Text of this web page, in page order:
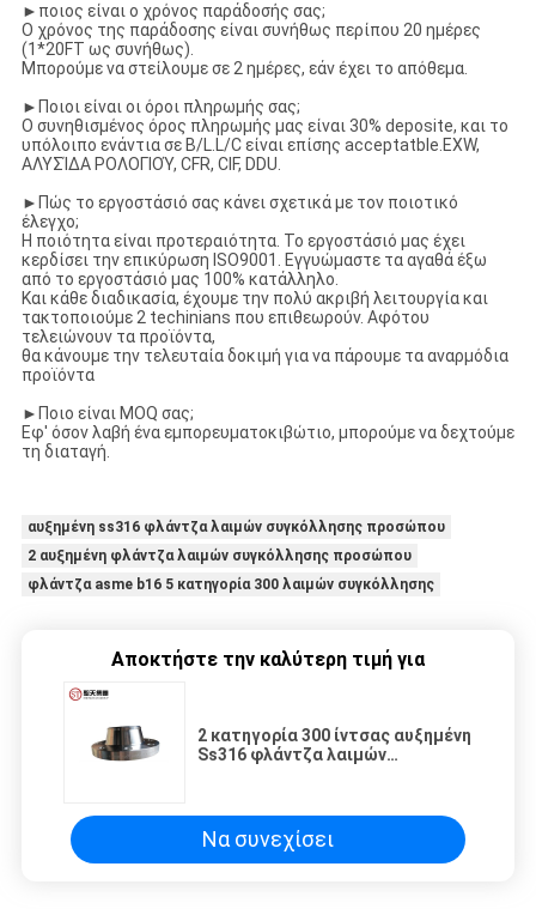
► ποιος είναι ο χρόνος παράδοσής σας;
Ο χρόνος της παράδοσης είναι συνήθως περίπου 20 ημέρες
(1*20FT ως συνήθως).
Μπορούμε να στείλουμε σε 2 ημέρες, εάν έχει το απόθεμα.
► Ποιοι είναι οι όροι πληρωμής σας;
Ο συνηθισμένος όρος πληρωμής μας είναι 30% deposite, και το
υπόλοιπο ενάντια σε B/L.L/C είναι επίσης acceptatble.EXW,
ΑΛΥΣΊΔΑ ΡΟΛΟΓΙΟΎ, CFR, CIF, DDU.
► Πώς το εργοστάσιό σας κάνει σχετικά με τον ποιοτικό
έλεγχο;
Η ποιότητα είναι προτεραιότητα. Το εργοστάσιό μας έχει
κερδίσει την επικύρωση ISO9001. Εγγυώμαστε τα αγαθά έξω
από το εργοστάσιό μας 100% κατάλληλο.
Και κάθε διαδικασία, έχουμε την πολύ ακριβή λειτουργία και
τακτοποιούμε 2 techinians που επιθεωρούν. Αφότου
τελειώνουν τα προϊόντα,
θα κάνουμε την τελευταία δοκιμή για να πάρουμε τα αναρμόδια
προϊόντα
► Ποιο είναι MOQ σας;
Εφ' όσον λαβή ένα εμπορευματοκιβώτιο, μπορούμε να δεχτούμε
τη διαταγή.
αυξημένη ss316 φλάντζα λαιμών συγκόλλησης προσώπου
2 αυξημένη φλάντζα λαιμών συγκόλλησης προσώπου
φλάντζα asme b16 5 κατηγορία 300 λαιμών συγκόλλησης
Αποκτήστε την καλύτερη τιμή για
2 κατηγορία 300 ίντσας αυξημένη
Ss316 φλάντζα λαιμών
Να συνεχίσει